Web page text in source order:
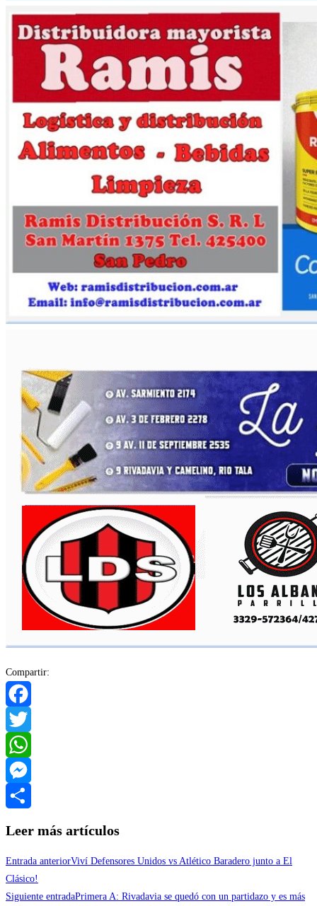
Compartir:
Facebook
Twitter
WhatsApp
Messenger
Leer más artículos
Entrada anteriorViví Defensores Unidos vs Atlético Baradero junto a El
Clásico!
Siguiente entradaPrimera A: Rivadavia se quedó con un partidazo y es más